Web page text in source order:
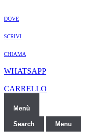
DOVE
SCRIVI
CHIAMA
WHATSAPP
CARRELLO
Menù
Search Menu